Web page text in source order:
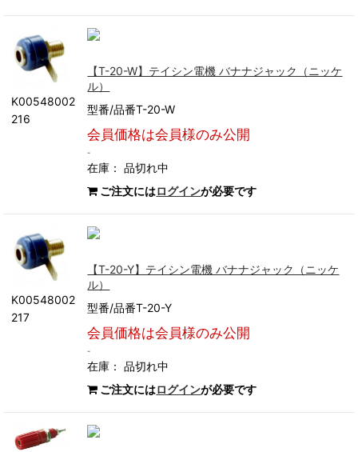
K00548002
216
【T-20-W】テイシン電機 バナナジャック（ニッケ
ル）
型番/品番T-20-W
会員価格は会員様のみ公開
-
在庫：品切れ中
ご注文にはログインが必要です
K00548002
217
【T-20-Y】テイシン電機 バナナジャック（ニッケ
ル）
型番/品番T-20-Y
会員価格は会員様のみ公開
-
在庫：品切れ中
ご注文にはログインが必要です